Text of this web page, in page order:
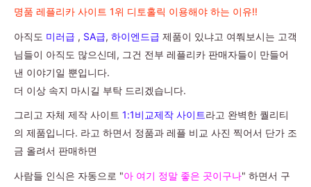
명품 레플리카 사이트 1위 디토홀릭 이용해야 하는 이유!!
아직도 미러급 , SA급, 하이엔드급 제품이 있냐고 여쭤보시는 고객
님들이 아직도 많으신데, 그건 전부 레플리카 판매자들이 만들어
낸 이야기일 뿐입니다.
더 이상 속지 마시길 부탁 드리겠습니다.
그리고 자체 제작 사이트 1:1비교제작 사이트라고 완벽한 퀄리티
의 제품입니다. 라고 하면서 정품과 레플 비교 사진 찍어서 단가 조
금 올려서 판매하면
사람들 인식은 자동으로 "아 여기 정말 좋은 곳이구나" 하면서 구